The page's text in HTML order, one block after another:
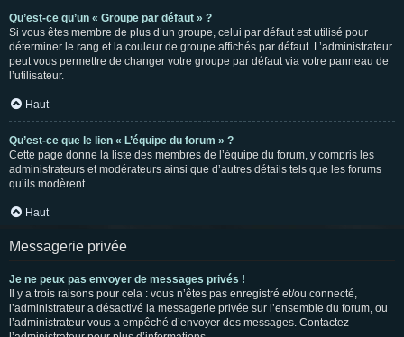
Qu’est-ce qu’un « Groupe par défaut » ?
Si vous êtes membre de plus d’un groupe, celui par défaut est utilisé pour
déterminer le rang et la couleur de groupe affichés par défaut. L’administrateur
peut vous permettre de changer votre groupe par défaut via votre panneau de
l’utilisateur.
Haut
Qu’est-ce que le lien « L’équipe du forum » ?
Cette page donne la liste des membres de l’équipe du forum, y compris les
administrateurs et modérateurs ainsi que d’autres détails tels que les forums
qu’ils modèrent.
Haut
Messagerie privée
Je ne peux pas envoyer de messages privés !
Il y a trois raisons pour cela : vous n’êtes pas enregistré et/ou connecté,
l’administrateur a désactivé la messagerie privée sur l’ensemble du forum, ou
l’administrateur vous a empêché d’envoyer des messages. Contactez